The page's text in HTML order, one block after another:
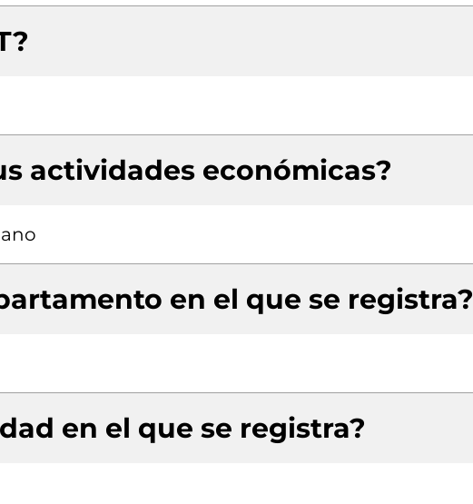
actividades económicas?
en el que se registra?
en el que se registra?